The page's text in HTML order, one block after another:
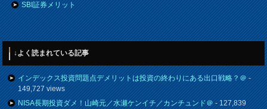
SBI証券メリット
↓よく読まれている記事
インデックス投資問題点デメリットは投資の終わりにある出口戦略？＠-
149,727 views
NISA長期投資ダメ！山崎元／水瀬ケンイチ／カンチュンド＠- 127,839